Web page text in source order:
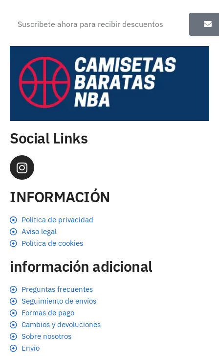
Social Links
INFORMACIÓN
Política de privacidad
Aviso legal
Política de cookies
información adicional
Preguntas frecuentes
Seguimiento de envíos
Formas de pago
Cambios y devoluciones
Sobre nosotros
Envío